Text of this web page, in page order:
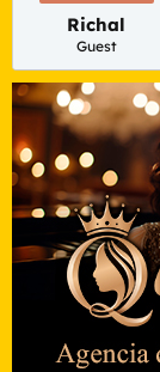
Richal
Guest